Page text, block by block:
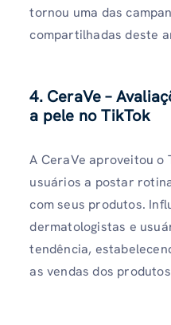
tornou uma das
compartilhadas deste
4. CeraVe –
a pele no TikTok
A CeraVe aproveitou o
usuários a postar
com seus produtos.
dermatologistas e
tendência,
as vendas dos